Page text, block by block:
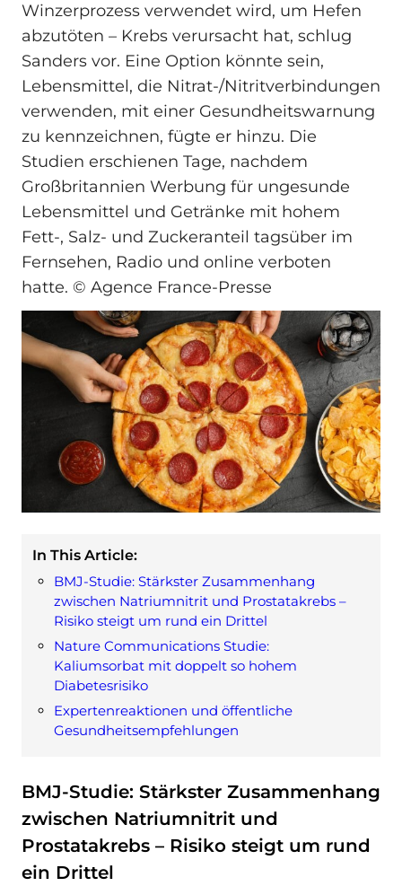
Winzerprozess verwendet wird, um Hefen
abzutöten – Krebs verursacht hat, schlug
Sanders vor. Eine Option könnte sein,
Lebensmittel, die Nitrat-/Nitritverbindungen
verwenden, mit einer Gesundheitswarnung
zu kennzeichnen, fügte er hinzu. Die
Studien erschienen Tage, nachdem
Großbritannien Werbung für ungesunde
Lebensmittel und Getränke mit hohem
Fett-, Salz- und Zuckeranteil tagsüber im
Fernsehen, Radio und online verboten
hatte. © Agence France-Presse
In This Article:
BMJ-Studie: Stärkster Zusammenhang
zwischen Natriumnitrit und Prostatakrebs –
Risiko steigt um rund ein Drittel
Nature Communications Studie:
Kaliumsorbat mit doppelt so hohem
Diabetesrisiko
Expertenreaktionen und öffentliche
Gesundheitsempfehlungen
BMJ-Studie: Stärkster Zusammenhang
zwischen Natriumnitrit und
Prostatakrebs – Risiko steigt um rund
ein Drittel